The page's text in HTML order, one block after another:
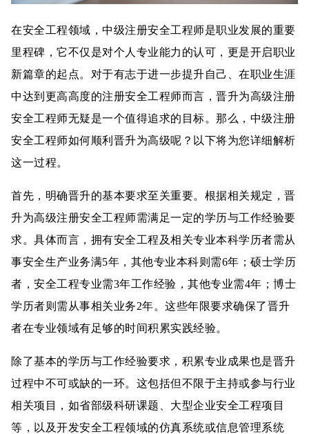
在安全工程领域，中级注册安全工程师是职业发展的重要
里程碑，它不仅是对个人专业能力的认可，更是开启职业
新篇章的起点。对于有志于进一步提升自己、在职业生涯
中达到更高高度的注册安全工程师而言，晋升为高级注册
安全工程师无疑是一个值得追求的目标。那么，中级注册
安全工程师如何顺利晋升为高级呢？以下将为您详细解析
这一过程。
首先，明确晋升的基本要求至关重要。根据相关规定，晋
升为高级注册安全工程师需满足一定的学历与工作经验要
求。具体而言，拥有安全工程及相关专业本科学历者需从
事安全生产业务满5年，其他专业本科则需6年；硕士学历
者，安全工程专业需3年工作经验，其他专业需4年；博士
学历者则需从事相关业务2年。这些年限要求确保了晋升
者在专业领域有足够的时间积累实践经验。
除了基本的学历与工作经验要求，积累专业成果也是晋升
过程中不可或缺的一环。这包括但不限于主持或参与行业
相关项目，如省部级科研课题、大型企业安全工程项目
等，以及开发安全工程领域的仿真系统或信息管理系统